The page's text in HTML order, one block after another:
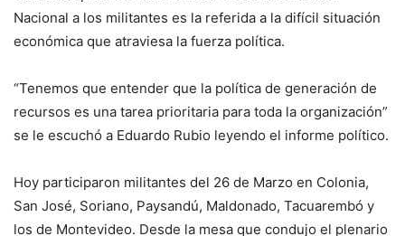
Nacional a los militantes es la referida a la difícil situación
económica que atraviesa la fuerza política.
“Tenemos que entender que la política de generación de
recursos es una tarea prioritaria para toda la organización”
se le escuchó a Eduardo Rubio leyendo el informe político.
Hoy participaron militantes del 26 de Marzo en Colonia,
San José, Soriano, Paysandú, Maldonado, Tacuarembó y
los de Montevideo. Desde la mesa que condujo el plenario